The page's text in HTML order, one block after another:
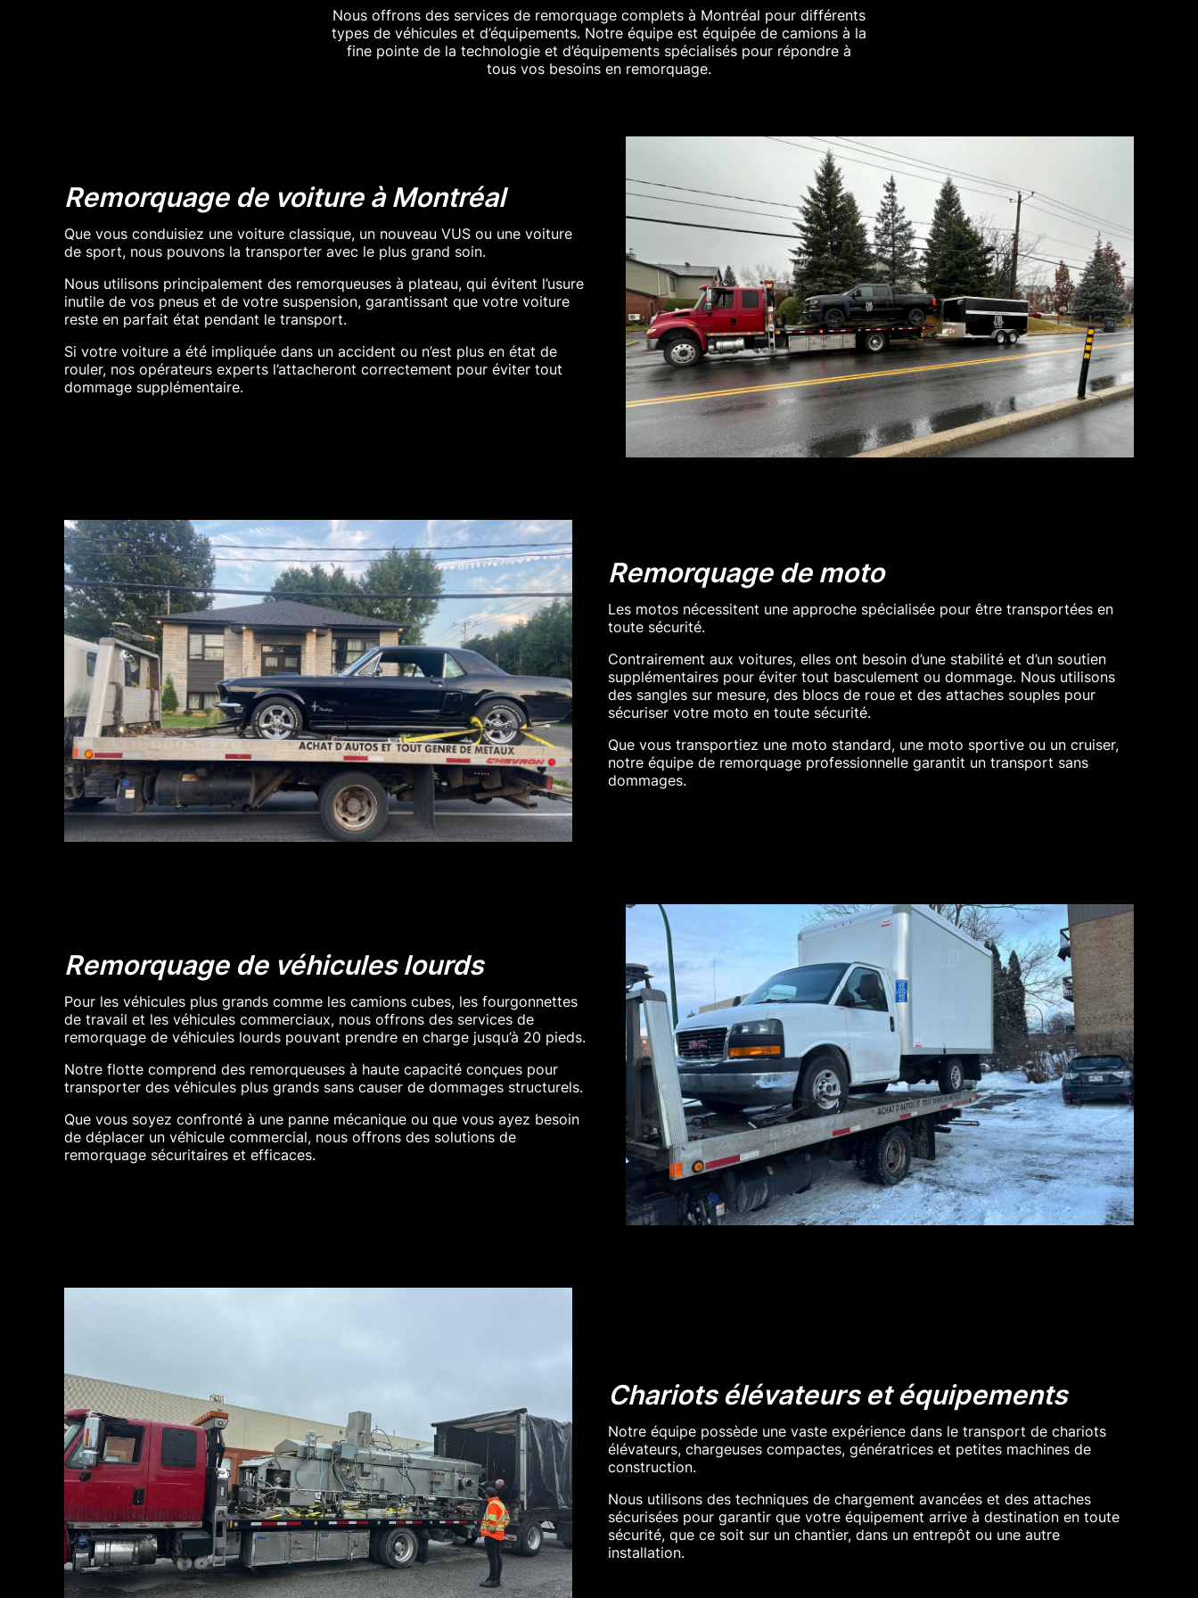
Nous offrons des services de remorquage complets à Montréal pour différents
types de véhicules et d’équipements. Notre équipe est équipée de camions à la
fine pointe de la technologie et d’équipements spécialisés pour répondre à
tous vos besoins en remorquage.
Remorquage de voiture à Montréal
Que vous conduisiez une voiture classique, un nouveau VUS ou une voiture
de sport, nous pouvons la transporter avec le plus grand soin.
Nous utilisons principalement des remorqueuses à plateau, qui évitent l’usure
inutile de vos pneus et de votre suspension, garantissant que votre voiture
reste en parfait état pendant le transport.
Si votre voiture a été impliquée dans un accident ou n’est plus en état de
rouler, nos opérateurs experts l’attacheront correctement pour éviter tout
dommage supplémentaire.
Remorquage de moto
Les motos nécessitent une approche spécialisée pour être transportées en
toute sécurité.
Contrairement aux voitures, elles ont besoin d’une stabilité et d’un soutien
supplémentaires pour éviter tout basculement ou dommage. Nous utilisons
des sangles sur mesure, des blocs de roue et des attaches souples pour
sécuriser votre moto en toute sécurité.
Que vous transportiez une moto standard, une moto sportive ou un cruiser,
notre équipe de remorquage professionnelle garantit un transport sans
dommages.
Remorquage de véhicules lourds
Pour les véhicules plus grands comme les camions cubes, les fourgonnettes
de travail et les véhicules commerciaux, nous offrons des services de
remorquage de véhicules lourds pouvant prendre en charge jusqu’à 20 pieds.
Notre flotte comprend des remorqueuses à haute capacité conçues pour
transporter des véhicules plus grands sans causer de dommages structurels.
Que vous soyez confronté à une panne mécanique ou que vous ayez besoin
de déplacer un véhicule commercial, nous offrons des solutions de
remorquage sécuritaires et efficaces.
Chariots élévateurs et équipements
Notre équipe possède une vaste expérience dans le transport de chariots
élévateurs, chargeuses compactes, génératrices et petites machines de
construction.
Nous utilisons des techniques de chargement avancées et des attaches
sécurisées pour garantir que votre équipement arrive à destination en toute
sécurité, que ce soit sur un chantier, dans un entrepôt ou une autre
installation.